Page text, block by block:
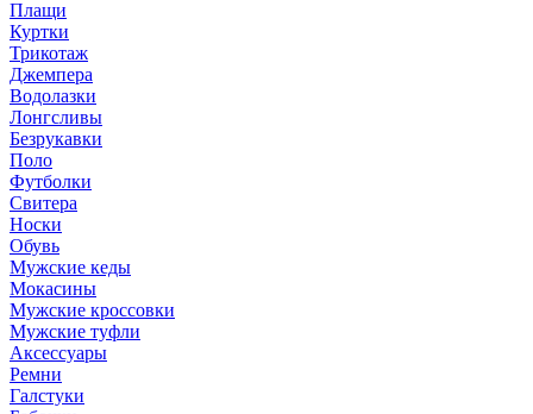
Плащи
Куртки
Трикотаж
Джемпера
Водолазки
Лонгсливы
Безрукавки
Поло
Футболки
Свитера
Носки
Обувь
Мужские кеды
Мокасины
Мужские кроссовки
Мужские туфли
Аксессуары
Ремни
Галстуки